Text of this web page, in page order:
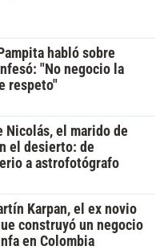
habló sobre
"No negocio la
respeto"
Nicolás, el marido de
el desierto: de
a astrofotógrafo
Karpan, el ex novio
construyó un negocio
en Colombia